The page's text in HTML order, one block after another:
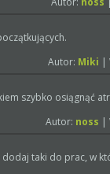
Autor: Miki |
szybko osiągnąć
Autor: noss |
taki do prac, w